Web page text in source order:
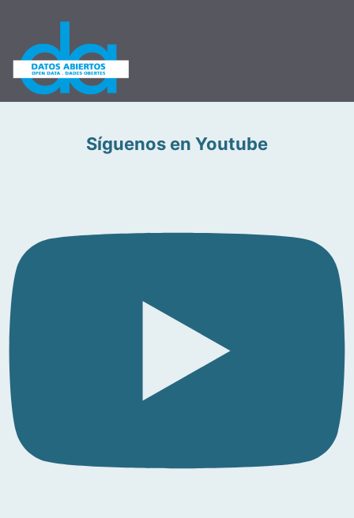
Síguenos en Youtube